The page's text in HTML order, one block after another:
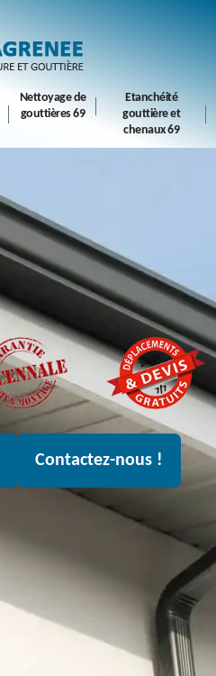
Nettoyage de
gouttières 69
Etanchéité
gouttière et
chenaux 69
Contactez-nous !